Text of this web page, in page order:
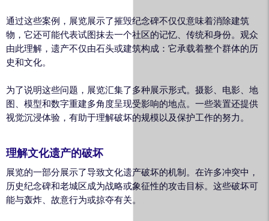
通过这些案例，展览展示了摧毁纪念碑不仅仅意味着消除建筑
物，它还可能代表试图抹去一个社区的记忆、传统和身份。观众
由此理解，遗产不仅由石头或建筑构成：它承载着整个群体的历
史和文化。
为了说明这些问题，展览汇集了多种展示形式。摄影、电影、地
图、模型和数字重建多角度呈现受影响的地点。一些装置还提供
视觉沉浸体验，有助于理解破坏的规模以及保护工作的努力。
理解文化遗产的破坏
展览的一部分展示了导致文化遗产破坏的机制。在许多冲突中，
历史纪念碑和老城区成为战略或象征性的攻击目标。这些破坏可
能与轰炸、故意行为或掠夺有关。